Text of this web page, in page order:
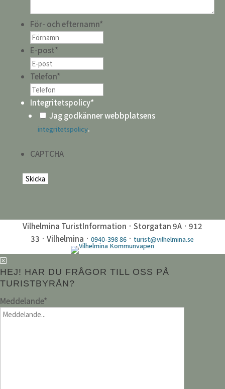
För- och efternamn*
E-post*
Telefon*
Integritetspolicy*
Jag godkänner webbplatsens
integritetspolicy.
CAPTCHA
Vilhelmina TuristInformation · Storgatan 9A · 912
33 · Vilhelmina ·0940-398 86 · turist@vilhelmina.se
HEJ! HAR DU FRÅGOR TILL OSS PÅ
TURISTBYRÅN?
Meddelande*